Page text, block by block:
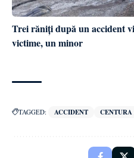
Trei răniți după un accident
victime, un minor
TAGGED: ACCIDENT